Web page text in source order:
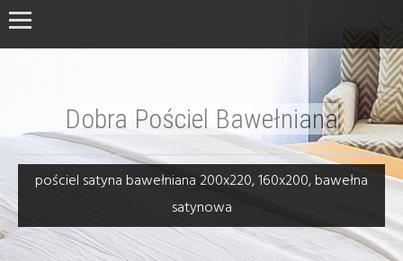
Dobra Pościel Bawełniana
pościel satyna bawełniana 200x220, 160x200, bawełna
satynowa